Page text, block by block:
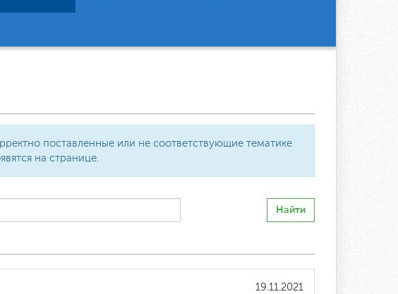
поставленные или не соответствующие тематике
на странице.
Найти
19.11.2021